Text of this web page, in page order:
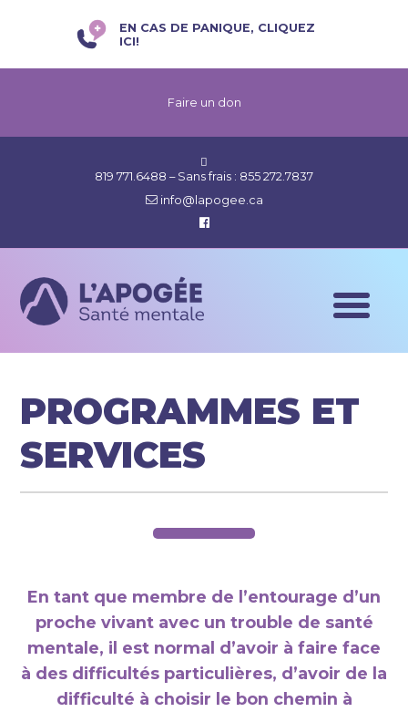
EN CAS DE PANIQUE, CLIQUEZ
ICI!
Faire un don
819 771.6488 – Sans frais : 855 272.7837
info@lapogee.ca
PROGRAMMES ET
SERVICES
En tant que membre de l’entourage d’un
proche vivant avec un trouble de santé
mentale, il est normal d’avoir à faire face
à des difficultés particulières, d’avoir de la
difficulté à choisir le bon chemin à